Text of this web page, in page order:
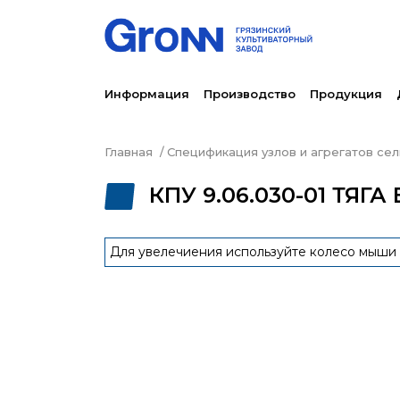
Информация Производство Продукция
Главная Спецификация узлов и агрегатов
КПУ 9.06.030-01
Для увелечиения используйте колесо мыши